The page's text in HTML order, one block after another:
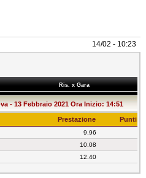
14/02 - 10:23
Ris. x Gara
- 13 Febbraio 2021 Ora Inizio: 14:51
Prestazione Punti
9.96
10.08
12.40